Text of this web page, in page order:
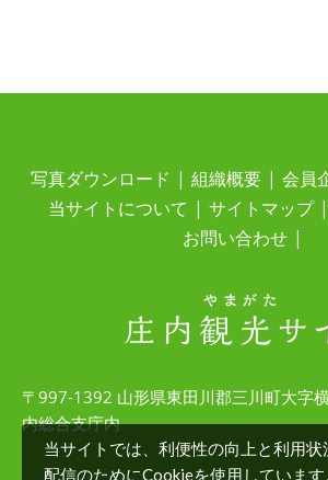
写真ダウンロード 組織概要
会員
当サイトについて
サイトマップ
お問い合わせ
〒997-1392 山形県東田川郡三川町大
内総合支庁内
当サイトでは、利便性の向上と利用
配信のためにCookieを使用していま